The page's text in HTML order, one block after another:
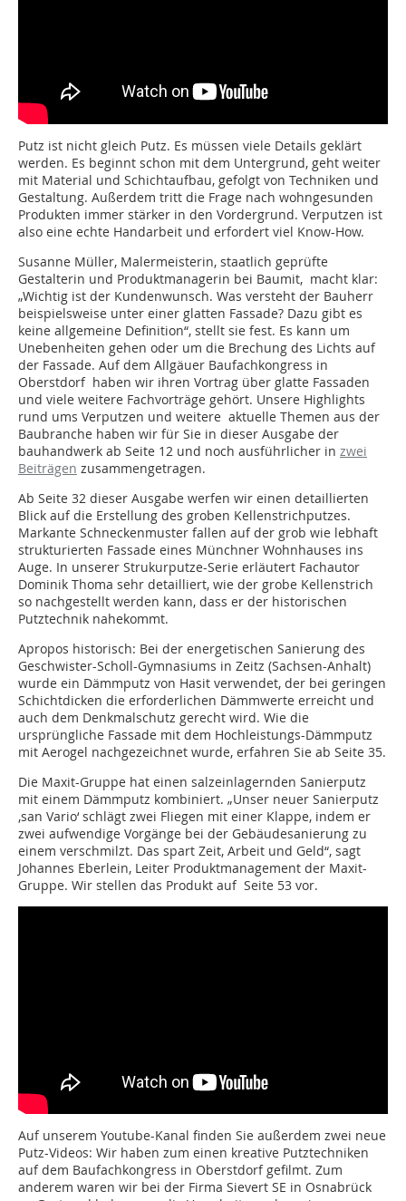
Putz ist nicht gleich Putz. Es müssen viele Details geklärt
werden. Es beginnt schon mit dem Untergrund, geht weiter
mit Material und Schichtaufbau, gefolgt von Techniken und
Gestaltung. Außerdem tritt die Frage nach wohngesunden
Produkten immer stärker in den Vordergrund. Verputzen ist
also eine echte Handarbeit und erfordert viel Know-How.
Susanne Müller, Malermeisterin, staatlich geprüfte
Gestalterin und Produktmanagerin bei Baumit, macht klar:
„Wichtig ist der Kundenwunsch. Was versteht der Bauherr
beispielsweise unter einer glatten Fassade? Dazu gibt es
keine allgemeine Definition“, stellt sie fest. Es kann um
Unebenheiten gehen oder um die Brechung des Lichts auf
der Fassade. Auf dem Allgäuer Baufachkongress in
Oberstdorf haben wir ihren Vortrag über glatte Fassaden
und viele weitere Fachvorträge gehört. Unsere Highlights
rund ums Verputzen und weitere aktuelle Themen aus der
Baubranche haben wir für Sie in dieser Ausgabe der
bauhandwerk ab Seite 12 und noch ausführlicher in zwei
Beiträgen zusammengetragen.
Ab Seite 32 dieser Ausgabe werfen wir einen detaillierten
Blick auf die Erstellung des groben Kellenstrichputzes.
Markante Schneckenmuster fallen auf der grob wie lebhaft
strukturierten Fassade eines Münchner Wohnhauses ins
Auge. In unserer Strukurputze-Serie erläutert Fachautor
Dominik Thoma sehr detailliert, wie der grobe Kellenstrich
so nachgestellt werden kann, dass er der historischen
Putztechnik nahekommt.
Apropos historisch: Bei der energetischen Sanierung des
Geschwister-Scholl-Gymnasiums in Zeitz (Sachsen-Anhalt)
wurde ein Dämmputz von Hasit verwendet, der bei geringen
Schichtdicken die erforderlichen Dämmwerte erreicht und
auch dem Denkmalschutz gerecht wird. Wie die
ursprüngliche Fassade mit dem Hochleistungs-Dämmputz
mit Aerogel nachgezeichnet wurde, erfahren Sie ab Seite 35.
Die Maxit-Gruppe hat einen salzeinlagernden Sanierputz
mit einem Dämmputz kombiniert. „Unser neuer Sanierputz
‚san Vario‘ schlägt zwei Fliegen mit einer Klappe, indem er
zwei aufwendige Vorgänge bei der Gebäudesanierung zu
einem verschmilzt. Das spart Zeit, Arbeit und Geld“, sagt
Johannes Eberlein, Leiter Produktmanagement der Maxit-
Gruppe. Wir stellen das Produkt auf Seite 53 vor.
Auf unserem Youtube-Kanal finden Sie außerdem zwei neue
Putz-Videos: Wir haben zum einen kreative Putztechniken
auf dem Baufachkongress in Oberstdorf gefilmt. Zum
anderem waren wir bei der Firma Sievert SE in Osnabrück